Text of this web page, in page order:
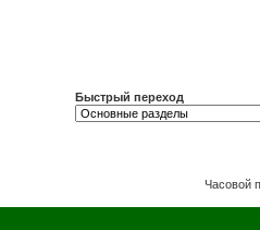
Быстрый переход
Часовой